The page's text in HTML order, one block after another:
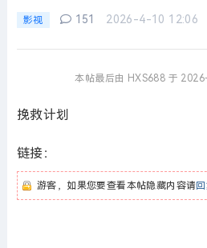
影视 151 2026-4-10 12:06
本帖最后由 HXS688 于
挽救计划
链接：
游客，如果您要查看本帖隐藏内容请